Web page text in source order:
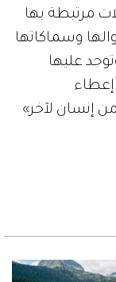
مرتبطة بها
وسماكاتها
عليها
إنسان لآخر»